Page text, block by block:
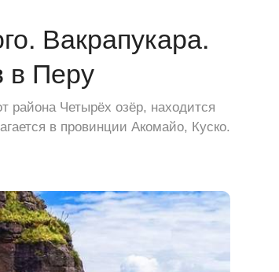
Вакрапукара.
в Перу
Четырёх озёр, находится
в провинции Акомайо, Куско.